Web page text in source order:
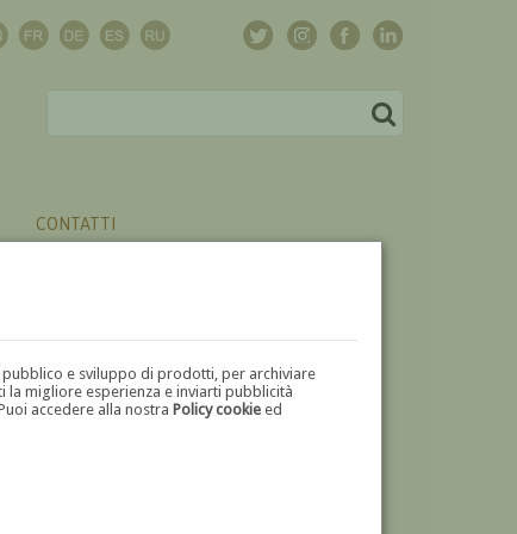
pubblico e sviluppo di prodotti, per archiviare
migliore esperienza e inviarti pubblicità
accedere alla nostraPolicy cookie ed
CONTATTI
V W X Y Z ⬅